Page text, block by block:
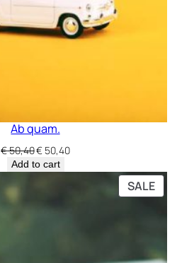
Ab quam.
€50,40Original
price
was:
€ 50,40Current
is:
Add to cart
SALE
ON